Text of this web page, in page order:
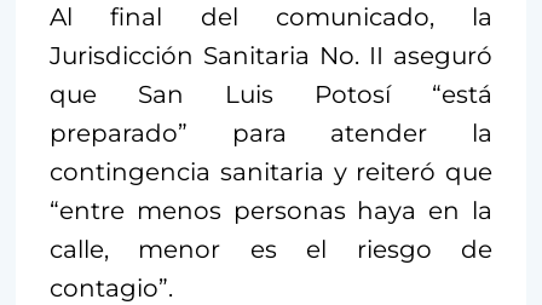
Al final del comunicado, la
Jurisdicción Sanitaria No. II aseguró
que San Luis Potosí “está
preparado” para atender la
contingencia sanitaria y reiteró que
“entre menos personas haya en la
calle, menor es el riesgo de
contagio”.